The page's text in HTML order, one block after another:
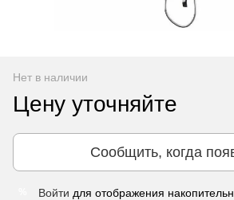
Нет в наличии
Цену уточняйте
Сообщить, когда
Войти для отображения